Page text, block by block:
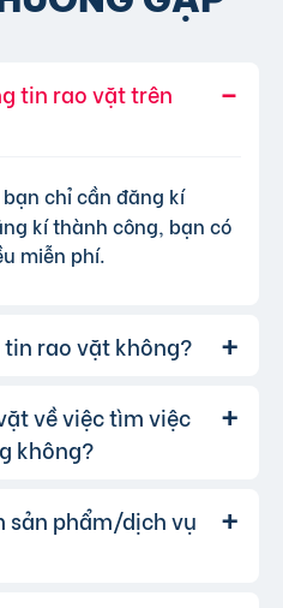
tin rao vặt trên
chỉ cần đăng kí
kí thành công, bạn có
miễn phí.
rao vặt không?
cấp gói đăng tin miễn
dùng. Tuy nhiên, để
các gói dịch vụ nâng
thêmphí dịch vụ tin
về việc tìm việc
không?
Website của chúng
dụng và tìm việc làm.
sản phẩm/dịch vụ